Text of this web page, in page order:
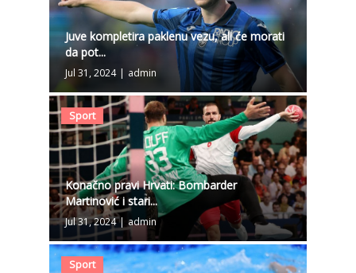
Juve kompletira paklenu vezu, ali će morati
da pot...
Jul 31, 2024 admin
Sport
Konačno pravi Hrvati: Bombarder
Martinović i stari...
Jul 31, 2024 | admin
Sport